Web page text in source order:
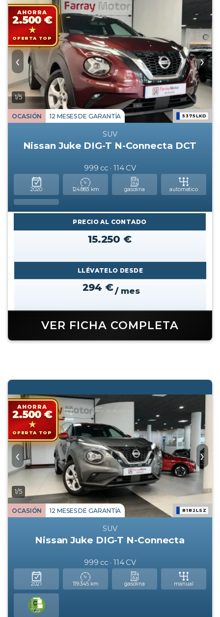
‹ ›
AHORRA
2.500 €
OFERTA TOP
1/5
OCASIÓN 12 MESES DE GARANTÍA 5375LKD
SUV
Nissan Juke DIG-T N-Connecta DCT
999 cc · 114 CV
2020 124.883 km gasolina automatico
PRECIO AL CONTADO
15.250 €
LLÉVATELO DESDE
294 €/ mes
VER FICHA COMPLETA
‹ ›
AHORRA
2.500 €
OFERTA TOP
1/5
OCASIÓN 12 MESES DE GARANTÍA 8182LSZ
SUV
Nissan Juke DIG-T N-Connecta
999 cc · 114 CV
2021 119.345 km gasolina manual